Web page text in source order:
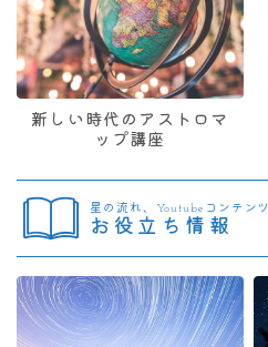
新しい時代のアストロマ
ップ講座
星の流れ、Youtubeコンテンツ
お役立ち情報